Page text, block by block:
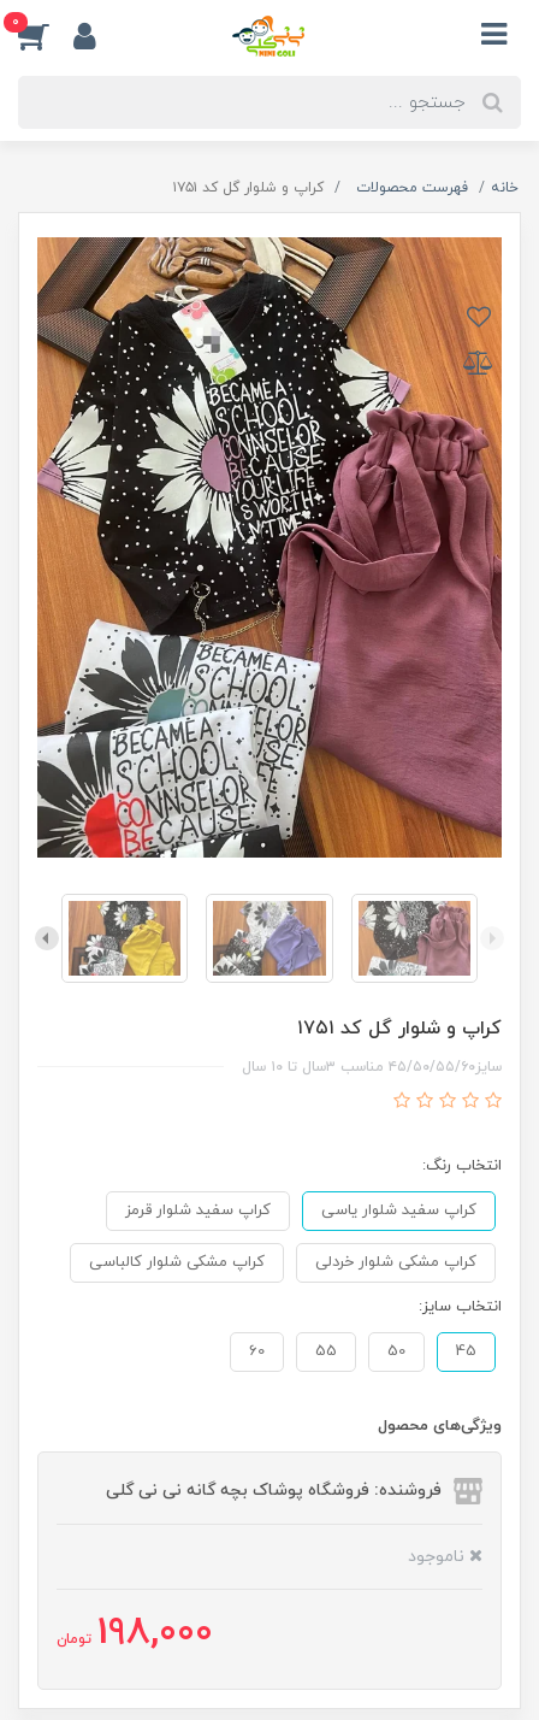
0
خانه فهرست محصولات کراپ و شلوار گل کد ۱۷۵۱
کراپ و شلوار گل کد ۱۷۵۱
سایز۴۵/۵۰/۵۵/۶۰ مناسب ۳سال تا ۱۰ سال
انتخاب رنگ:
کراپ سفید شلوار یاسی کراپ سفید شلوار قرمز
کراپ مشکی شلوار خردلی کراپ مشکی شلوار کالباسی
انتخاب سایز:
45
50
55
60
ویژگی‌های محصول
فروشنده: فروشگاه پوشاک بچه گانه نی نی گلی
ناموجود
198,000 تومان